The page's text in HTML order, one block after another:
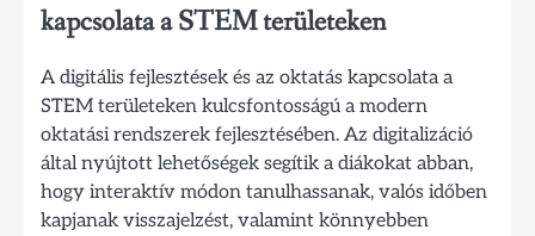
kapcsolata a STEM területeken
A digitális fejlesztések és az oktatás kapcsolata a
STEM területeken kulcsfontosságú a modern
oktatási rendszerek fejlesztésében. Az digitalizáció
által nyújtott lehetőségek segítik a diákokat abban,
hogy interaktív módon tanulhassanak, valós időben
kapjanak visszajelzést, valamint könnyebben